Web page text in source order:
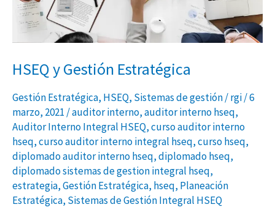
HSEQ y Gestión Estratégica
Gestión Estratégica, HSEQ, Sistemas de gestión/rgi/6
marzo, 2021 /auditor interno,auditor interno hseq,
Auditor Interno Integral HSEQ,curso auditor interno
hseq,curso auditor interno integral hseq,curso hseq,
diplomado auditor interno hseq,diplomado hseq,
diplomado sistemas de gestion integral hseq,
estrategia,Gestión Estratégica, hseq, Planeación
Estratégica, Sistemas de Gestión Integral HSEQ